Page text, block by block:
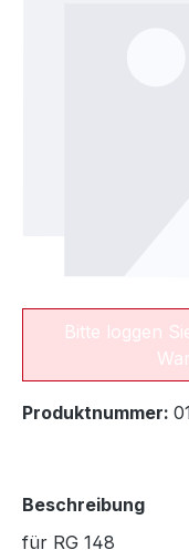
Bitte loggen
Produktnummer:
Beschreibung
für RG 148